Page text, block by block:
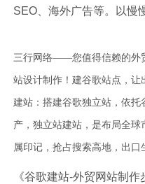
SEO、海外广告等。以慢
三行网络——您值得信赖的外
站设计制作！建谷歌站点，
建站：搭建谷歌独立站，依
产，独立站建站，是布局全
属印记，抢占搜索高地，出口
《谷歌建站-外贸网站制作